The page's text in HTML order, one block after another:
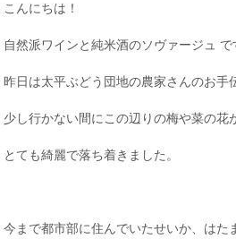
こんにちは！
自然派ワインと純米酒のソヴァージュ で
昨日は太平ぶどう団地の農家さんのお手
少し行かない間にこの辺りの梅や菜の花
とても綺麗で落ち着きました。
今まで都市部に住んでいたせいか、はた